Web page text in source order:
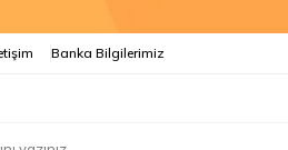
Banka Bilgilerimiz